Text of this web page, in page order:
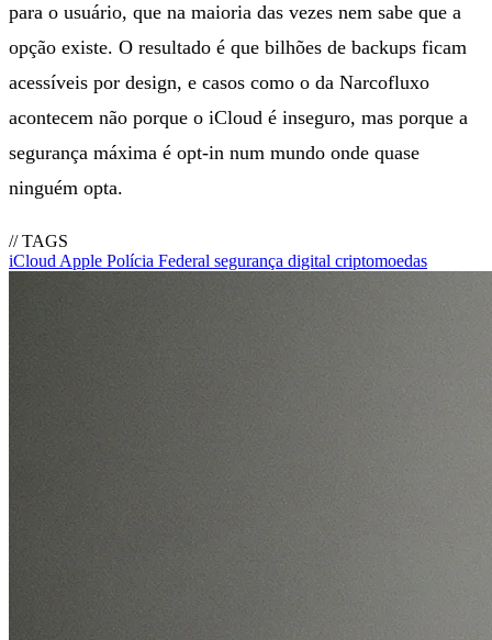
para o usuário, que na maioria das vezes nem sabe que a
opção existe. O resultado é que bilhões de backups ficam
acessíveis por design, e casos como o da Narcofluxo
acontecem não porque o iCloud é inseguro, mas porque a
segurança máxima é opt-in num mundo onde quase
ninguém opta.
// TAGS
iCloud Apple Polícia Federal segurança digital criptomoedas